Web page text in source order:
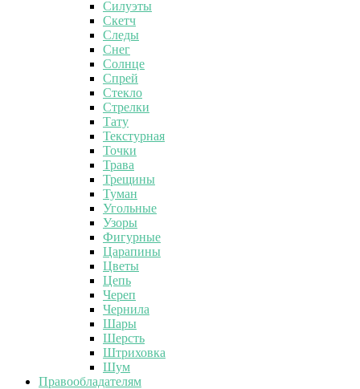
Силуэты
Скетч
Следы
Снег
Солнце
Спрей
Стекло
Стрелки
Тату
Текстурная
Точки
Трава
Трещины
Туман
Угольные
Узоры
Фигурные
Царапины
Цветы
Цепь
Череп
Чернила
Шары
Шерсть
Штриховка
Шум
Правообладателям